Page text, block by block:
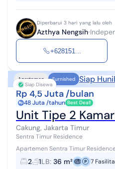
Diperbarui 3 hari yang lalu oleh
Azthya Nengsih
+628151...
Siap Disewa
Apartemen Furnished Siap Huni
Rp 4,5 Juta /bulan
48 Juta /tahun Best Deal!
Unit Tipe 2
Cakung, Jakarta Timur
Sentra Timur Residence
Apartemen Sentra Timur
Timur. Disewakan di wilayah yang strategus. Dengan rinciannya
adalah sebagai berikut...
2 1LB: 36 m² 7